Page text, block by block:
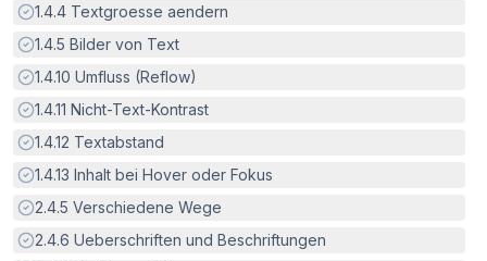
Erfüllt:
1.4.4 Textgroesse aendern
Erfüllt:
1.4.5 Bilder von Text
Erfüllt:
1.4.10 Umfluss (Reflow)
Erfüllt:
1.4.11 Nicht-Text-Kontrast
Erfüllt:
1.4.12 Textabstand
Erfüllt:
1.4.13 Inhalt bei Hover oder Fokus
Erfüllt:
2.4.5 Verschiedene Wege
Erfüllt:
2.4.6 Ueberschriften und Beschriftungen